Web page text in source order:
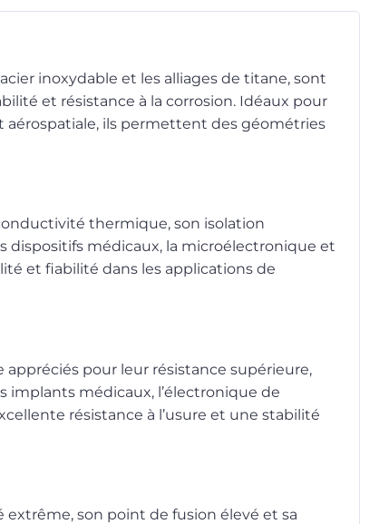
inoxydable et les alliages de titane, sont
et résistance à la corrosion. Idéaux pour
aérospatiale, ils permettent des géométries
thermique, son isolation
dispositifs médicaux, la microélectronique et
et fiabilité dans les applications de
pour leur résistance supérieure,
implants médicaux, l’électronique de
résistance à l’usure et une stabilité
son point de fusion élevé et sa